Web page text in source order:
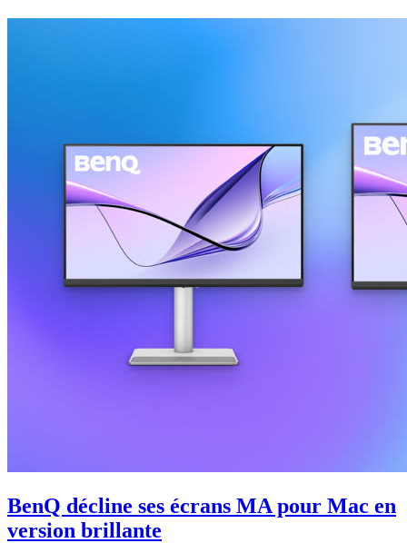
BenQ décline ses écrans MA pour Mac en
version brillante